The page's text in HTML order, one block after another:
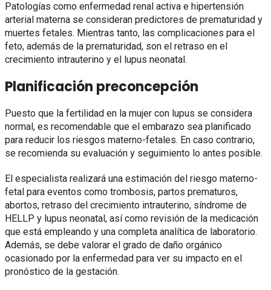
Patologías como enfermedad renal activa e hipertensión
arterial materna se consideran predictores de prematuridad y
muertes fetales. Mientras tanto, las complicaciones para el
feto, además de la prematuridad, son el retraso en el
crecimiento intrauterino y el lupus neonatal.
Planificación preconcepción
Puesto que la fertilidad en la mujer con lupus se considera
normal, es recomendable que el embarazo sea planificado
para reducir los riesgos materno-fetales. En caso contrario,
se recomienda su evaluación y seguimiento lo antes posible.
El especialista realizará una estimación del riesgo materno-
fetal para eventos como trombosis, partos prematuros,
abortos, retraso del crecimiento intrauterino, síndrome de
HELLP y lupus neonatal, así como revisión de la medicación
que está empleando y una completa analítica de laboratorio.
Además, se debe valorar el grado de daño orgánico
ocasionado por la enfermedad para ver su impacto en el
pronóstico de la gestación.